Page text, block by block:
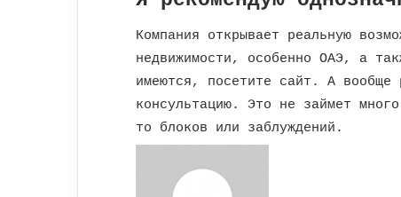
Компания открывает реальную
недвижимости, особенно ОАЭ, а
имеются, посетите сайт. А вообще
консультацию. Это не займет
то блоков или заблуждений.